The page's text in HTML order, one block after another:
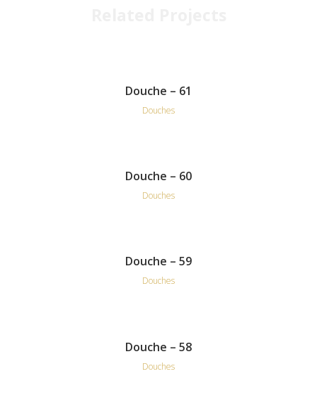
Douche – 61
Douches
Douche – 60
Douches
Douche – 59
Douches
Douche – 58
Douches